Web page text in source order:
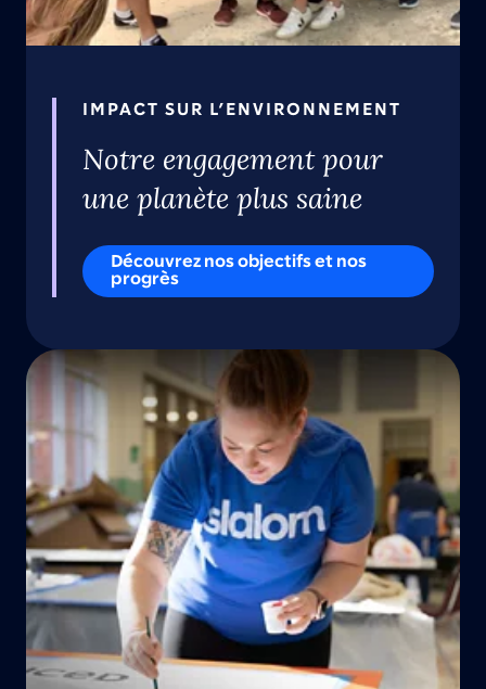
IMPACT SUR L’ENVIRONNEMENT
Notre engagement pour
une planète plus saine
Découvrez nos objectifs et nos
progrès